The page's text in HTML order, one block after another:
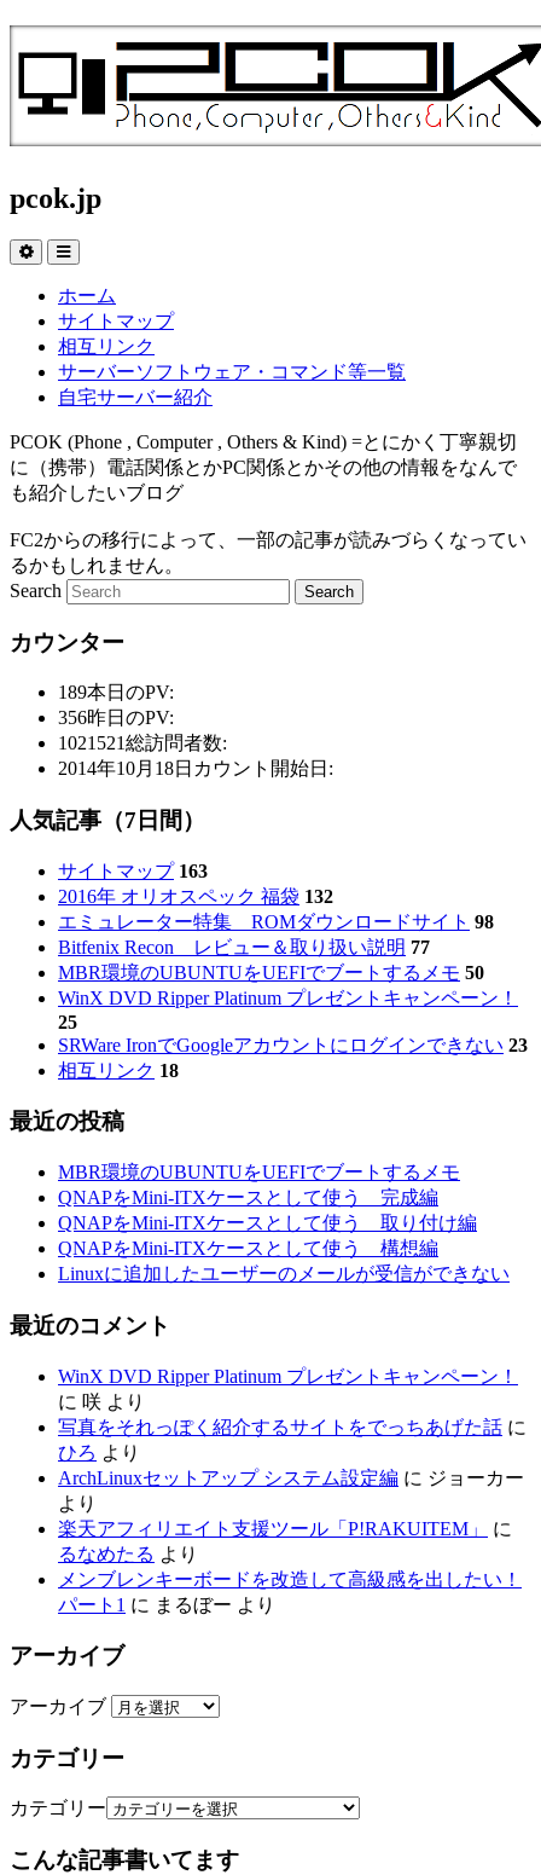
pcok.jp
ホーム
サイトマップ
相互リンク
サーバーソフトウェア・コマンド等一覧
自宅サーバー紹介
PCOK (Phone , Computer , Others & Kind) =とにかく丁寧親切
に（携帯）電話関係とかPC関係とかその他の情報をなんで
も紹介したいブログ
FC2からの移行によって、一部の記事が読みづらくなってい
るかもしれません。
Search
カウンター
189本日のPV:
356昨日のPV:
1021521総訪問者数:
2014年10月18日 カウント開始日:
人気記事（7日間）
サイトマップ 163
2016年 オリオスペック 福袋 132
エミュレーター特集 ROMダウンロードサイト 98
Bitfenix Recon レビュー＆取り扱い説明 77
MBR環境のUBUNTUをUEFIでブートするメモ 50
WinX DVD Ripper Platinum プレゼントキャンペーン！
25
SRWare IronでGoogleアカウントにログインできない 23
相互リンク 18
最近の投稿
MBR環境のUBUNTUをUEFIでブートするメモ
QNAPをMini-ITXケースとして使う 完成編
QNAPをMini-ITXケースとして使う 取り付け編
QNAPをMini-ITXケースとして使う 構想編
Linuxに追加したユーザーのメールが受信ができない
最近のコメント
WinX DVD Ripper Platinum プレゼントキャンペーン！
に 咲 より
写真をそれっぽく紹介するサイトをでっちあげた話 に
ひろ より
ArchLinuxセットアップ システム設定編 に ジョーカー
より
楽天アフィリエイト支援ツール「P!RAKUITEM」
に
るなめたる より
メンブレンキーボードを改造して高級感を出したい！
パート1 に まるぼー より
アーカイブ
アーカイブ
カテゴリー
カテゴリー
こんな記事書いてます